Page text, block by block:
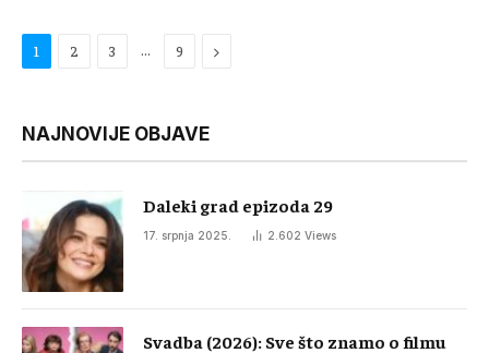
1 2 3 … 9 Next
NAJNOVIJE OBJAVE
Daleki grad epizoda 29
17. srpnja 2025. 2.602 Views
Svadba (2026): Sve što znamo o filmu